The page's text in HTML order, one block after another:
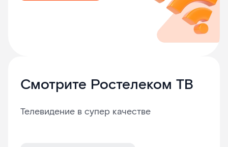
Смотрите Ростелеком ТВ
Телевидение в супер качестве